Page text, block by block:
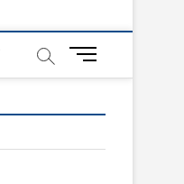
メ
ー
タ